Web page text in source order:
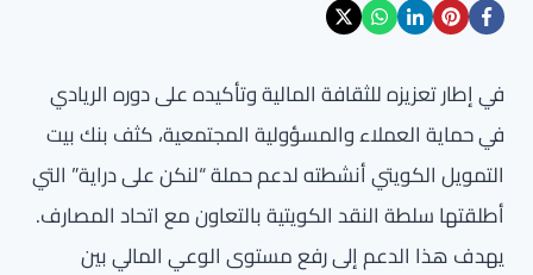
في إطار تعزيزه للثقافة المالية وتأكيده على دوره الريادي
في حماية العملاء والمسؤولية المجتمعية، كثف بنك بيت
التمويل الكويتي أنشطته لدعم حملة “لنكن على دراية” التي
أطلقتها سلطة النقد الكويتية بالتعاون مع اتحاد المصارف.
يهدف هذا الدعم إلى رفع مستوى الوعي المالي بين